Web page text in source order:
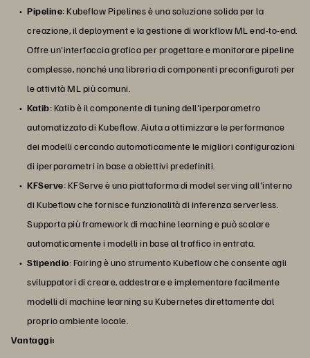
Pipeline: Kubeflow Pipelines è una soluzione solida per la
creazione, il deployment e la gestione di workflow ML end-to-end.
Offre un'interfaccia grafica per progettare e monitorare pipeline
complesse, nonché una libreria di componenti preconfigurati per
le attività ML più comuni.
Katib: Katib è il componente di tuning dell'iperparametro
automatizzato di Kubeflow. Aiuta a ottimizzare le performance
dei modelli cercando automaticamente le migliori configurazioni
di iperparametri in base a obiettivi predefiniti.
KFServe: KFServe è una piattaforma di model serving all'interno
di Kubeflow che fornisce funzionalità di inferenza serverless.
Supporta più framework di machine learning e può scalare
automaticamente i modelli in base al traffico in entrata.
Stipendio: Fairing è uno strumento Kubeflow che consente agli
sviluppatori di creare, addestrare e implementare facilmente
modelli di machine learning su Kubernetes direttamente dal
proprio ambiente locale.
Vantaggi: